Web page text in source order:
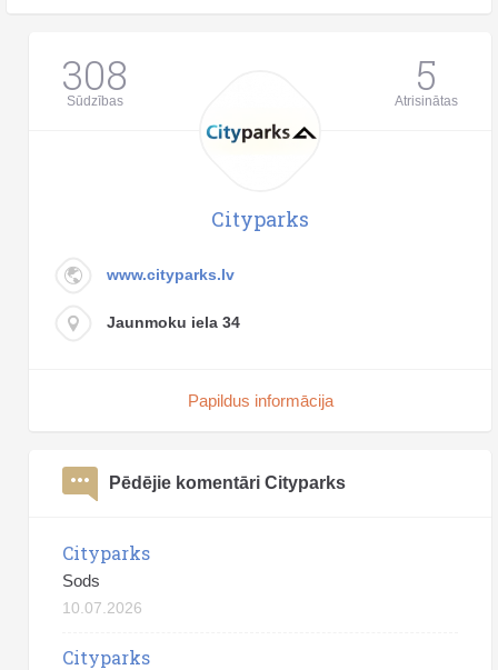
308
Sūdzības 5
Atrisinātas
Cityparks
www.cityparks.lv
Jaunmoku iela 34
Papildus informācija
Pēdējie komentāri Cityparks
Cityparks
Sods
10.07.2026
Cityparks